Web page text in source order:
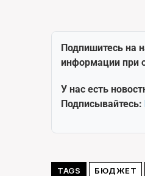
Подпишитесь на
информации при
У нас есть
Подписывайтесь:
TAGS БЮДЖЕТ